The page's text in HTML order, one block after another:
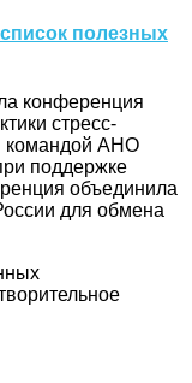
полезных
конференция
стресс-
командой АНО
поддержке
объединила
для обмена